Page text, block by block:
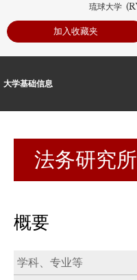
琉球大学
加入收藏夹
大学基础信息
法务研究所
概要
学科、专业等